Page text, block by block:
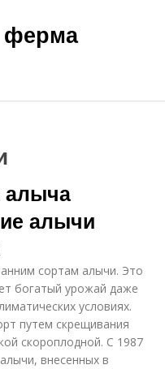
ферма
алыча
алычи
сортам алычи. Это
богатый урожай даже
условиях.
путем скрещивания
скороплодной. С 1987
внесенных в